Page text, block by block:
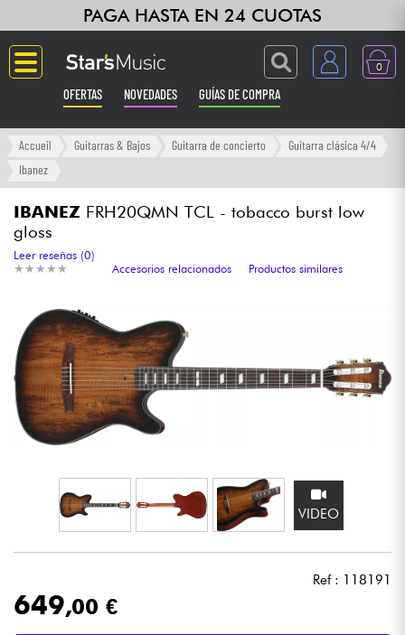
PAGA HASTA EN 24 CUOTAS
0
OFERTAS NOVEDADES GUÍAS DE COMPRA
Langue
Sintetizadores & samplers
Grabación
Auriculares
DJ
Luces
Accueil Guitarras & Bajos Guitarra de concierto
Guitarra clásica 4/4
Ibanez
IBANEZ FRH20QMN TCL - tobacco burst low
gloss
★ ★ ★ ★ ★
★ ★ ★ ★ ★
Leer reseñas (0)
Accesorios relacionados
Productos similares
VIDEO
Ref : 118191
649,00 €